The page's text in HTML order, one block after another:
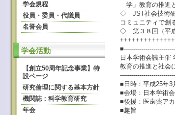
学会規程
役員・委員・代議員
名誉会員
学会活動
【創立50周年記念事業】特
設ページ
研究倫理に関する基本方針
機関誌：科学教育研究
年会
学」教育の推進
◇ JST社会技術研
コミュニティで
◇ 第３８回（平成
日本学術会議主催
教育の推進と社会
■日時：平成25年3
■会場：日本学術
■後援：医歯薬ア
■趣旨